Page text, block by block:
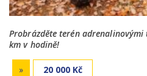
Probrázděte terén
km v hodině!
» 20 000 Kč